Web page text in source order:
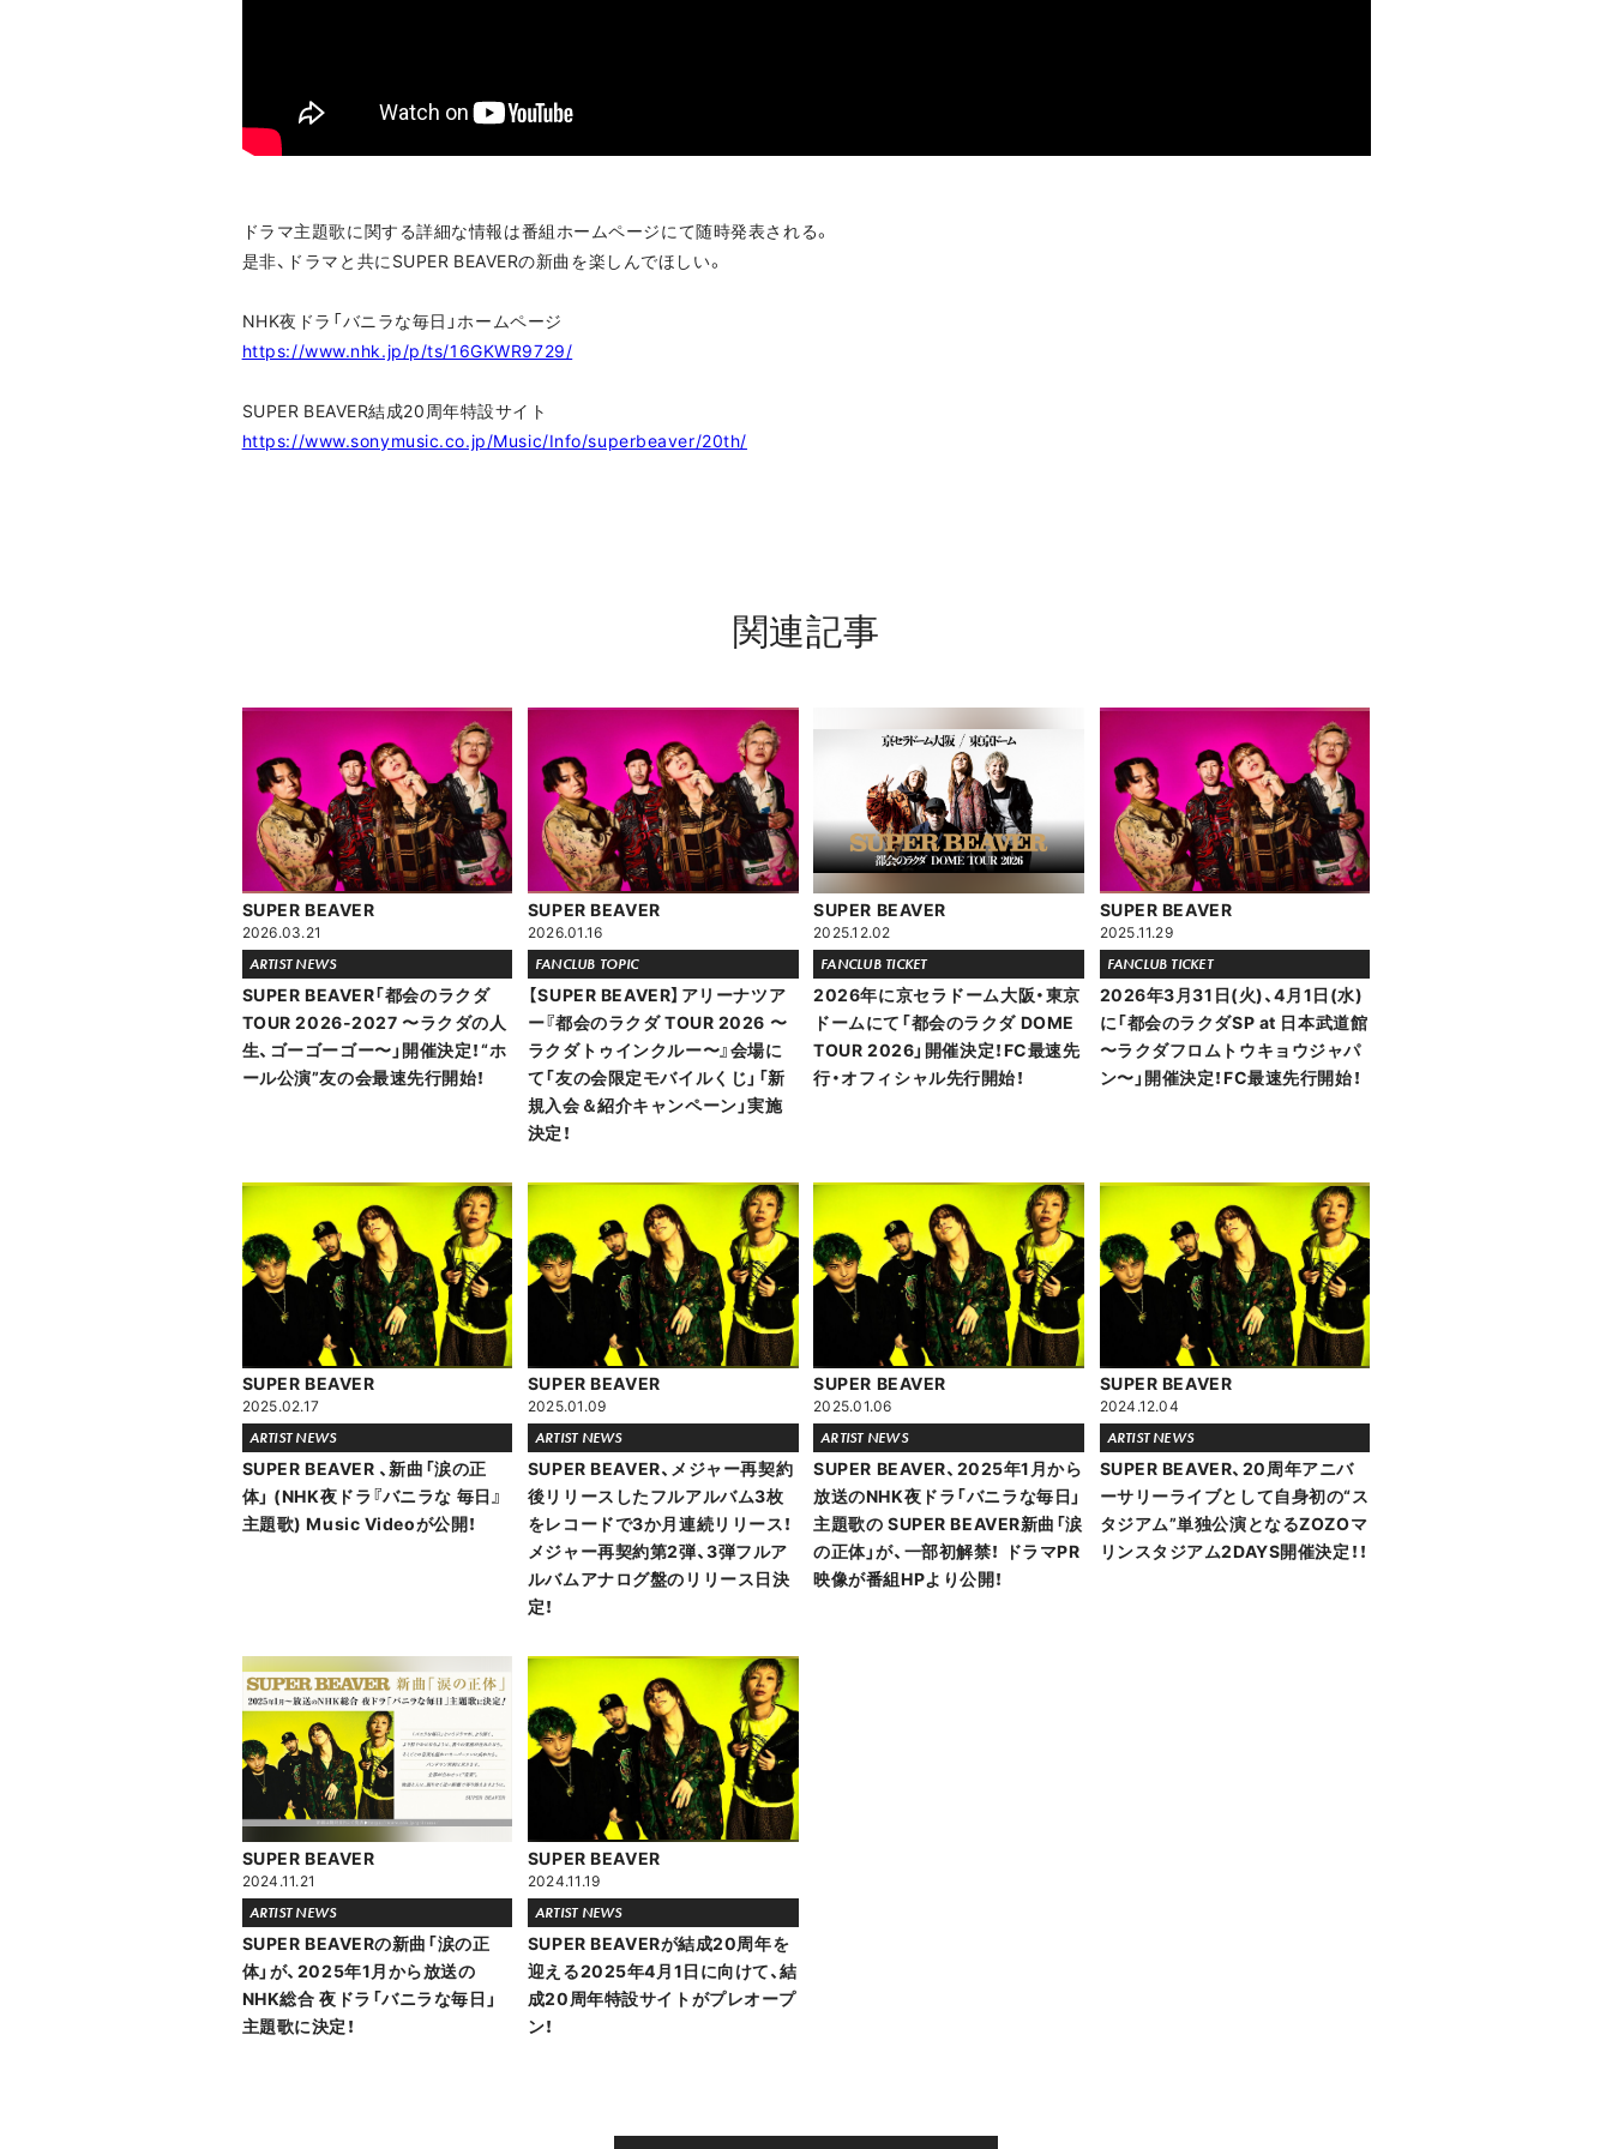
ドラマ主題歌に関する詳細な情報は番組ホームページにて随時発表される。
是非、ドラマと共にSUPER BEAVERの新曲を楽しんでほしい。
NHK夜ドラ「バニラな毎日」ホームページ
https://www.nhk.jp/p/ts/16GKWR9729/
SUPER BEAVER結成20周年特設サイト
https://www.sonymusic.co.jp/Music/Info/superbeaver/20th/
関連記事
SUPER BEAVER
2026.03.21
ARTIST NEWS
SUPER BEAVER「都会のラクダ
TOUR 2026-2027 〜ラクダの人
生、ゴーゴーゴー〜」開催決定！“ホ
ール公演”友の会最速先行開始！
SUPER BEAVER
2026.01.16
FANCLUB TOPIC
【SUPER BEAVER】アリーナツア
ー『都会のラクダ TOUR 2026 〜
ラクダトゥインクルー〜』会場に
て「友の会限定モバイルくじ」「新
規入会＆紹介キャンペーン」実施
決定！
SUPER BEAVER
2025.12.02
FANCLUB TICKET
2026年に京セラドーム大阪・東京
ドームにて「都会のラクダ DOME
TOUR 2026」開催決定！FC最速先
行・オフィシャル先行開始！
SUPER BEAVER
2025.11.29
FANCLUB TICKET
2026年3月31日(火)、4月1日(水)
に「都会のラクダSP at 日本武道館
〜ラクダフロムトウキョウジャパ
ン〜」開催決定！FC最速先行開始！
SUPER BEAVER
2025.02.17
ARTIST NEWS
SUPER BEAVER 、新曲「涙の正
体」 (NHK夜ドラ『バニラな 毎日』
主題歌) Music Videoが公開！
SUPER BEAVER
2025.01.09
ARTIST NEWS
SUPER BEAVER、メジャー再契約
後リリースしたフルアルバム3枚
をレコードで3か月連続リリース！
メジャー再契約第2弾、3弾フルア
ルバムアナログ盤のリリース日決
定！
SUPER BEAVER
2025.01.06
ARTIST NEWS
SUPER BEAVER、2025年1月から
放送のNHK夜ドラ「バニラな毎日」
主題歌の SUPER BEAVER新曲「涙
の正体」が、一部初解禁！ ドラマPR
映像が番組HPより公開！
SUPER BEAVER
2024.12.04
ARTIST NEWS
SUPER BEAVER、20周年アニバ
ーサリーライブとして自身初の“ス
タジアム”単独公演となるZOZOマ
リンスタジアム2DAYS開催決定！！
SUPER BEAVER
2024.11.21
ARTIST NEWS
SUPER BEAVERの新曲「涙の正
体」が、2025年1月から放送の
NHK総合 夜ドラ「バニラな毎日」
主題歌に決定！
SUPER BEAVER
2024.11.19
ARTIST NEWS
SUPER BEAVERが結成20周年を
迎える2025年4月1日に向けて、結
成20周年特設サイトがプレオープ
ン！